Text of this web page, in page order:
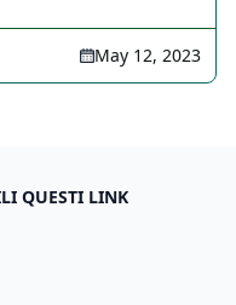
May 12, 2023
QUESTI LINK